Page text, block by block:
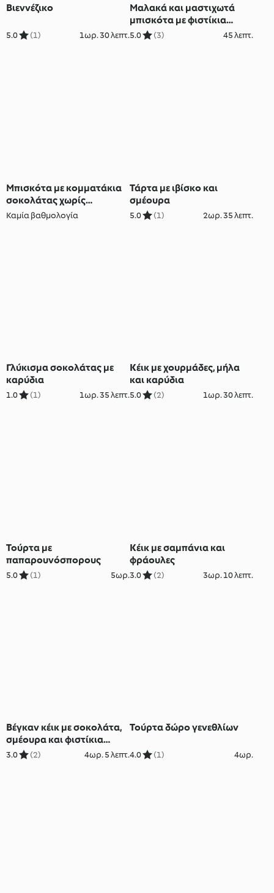
Βιεννέζικο
5.0 (1) 1ωρ. 30 λεπτ.
Μαλακά και μαστιχωτά
μπισκότα με φιστίκια
Αιγίνης
5.0 (3) 45 λεπτ.
Μπισκότα με κομματάκια
σοκολάτας χωρίς
γλουτένη
Καμία βαθμολογία
Τάρτα με ιβίσκο και
σμέουρα
5.0 (1) 2ωρ. 35 λεπτ.
Γλύκισμα σοκολάτας με
καρύδια
1.0 (1) 1ωρ. 35 λεπτ.
Κέικ με χουρμάδες, μήλα
και καρύδια
5.0 (2) 1ωρ. 30 λεπτ.
Τούρτα με
παπαρουνόσπορους
5.0 (1) 5ωρ.
Κέικ με σαμπάνια και
φράουλες
3.0 (2) 3ωρ. 10 λεπτ.
Βέγκαν κέικ με σοκολάτα,
σμέουρα και φιστίκια
Αιγίνης
3.0 (2) 4ωρ. 5 λεπτ.
Τούρτα δώρο γενεθλίων
4.0 (1) 4ωρ.